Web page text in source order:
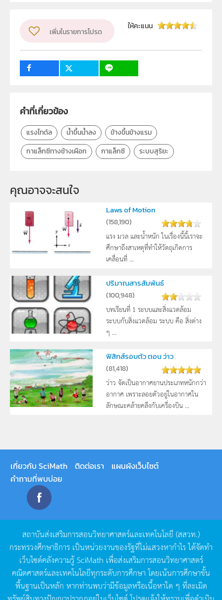
ศุภาวิตา จรรยา
วิชา
โลก ดาราศาสตร์ และอวกาศ
ระดับชั้น
เพิ่มในรายการโปรด
ให้คะแนน
คำที่เกี่ยวข้อง
แรงไทดัล น้ำขึ้นน้ำลง
ข้างขึ้นข้างแรม
กาแล็กซีทางช้างเผือก
กาแล็กซี ระบบสุริยะ
คุณอาจจะสนใจ
Laws of Motion
(158,190)
แรง มวล และน้ำหนัก ในเรื่องนี้นี้เราจะ
ศึกษาถึงสาเหตุที่ทำให้วัตถุเกิดการ
เคลื่อนที่ ...
ปริมาณสารสัมพันธ์
(100,948)
บทเรียนที่ 1 ระบบและสิ่งแวดล้อม
ระบบกับสิ่งแวดล้อม ระบบ คือ สิ่งต่าง
ๆ ...
ฟิสิกส์รอบตัว ตอน ว่าว
(81,418)
ว่าว จัดเป็นอากาศยานประเภทหนักกว่า
อากาศ เพราะลอยตัวอยู่ในอากาศใน
ลักษณะคล้ายคลึงกับเครื่องบิน ...
เกี่ยวกับ SciMath ติดต่อเรา
แผนผังเว็บไซต์
คำถามที่พบบ่อย
สถาบันส่งเสริมการสอนวิทยาศาสตร์และเทคโนโลยี (สสวท.)
กระทรวงศึกษาธิการ เป็นหน่วยงานของรัฐที่ไม่แสวงหากำไรได้จัดทำ
เว็บไซต์คลังความรู้SciMath เพื่อส่งเสริมการสอนวิทยาศาสตร์
คณิตศาสตร์และเทคโนโลยีทุกระดับการศึกษา โดยเน้นการศึกษาขั้น
พื้นฐานเป็นหลัก หากท่านพบว่ามีข้อมูลหรือเนื้อหาใด ๆ ที่ละเมิด